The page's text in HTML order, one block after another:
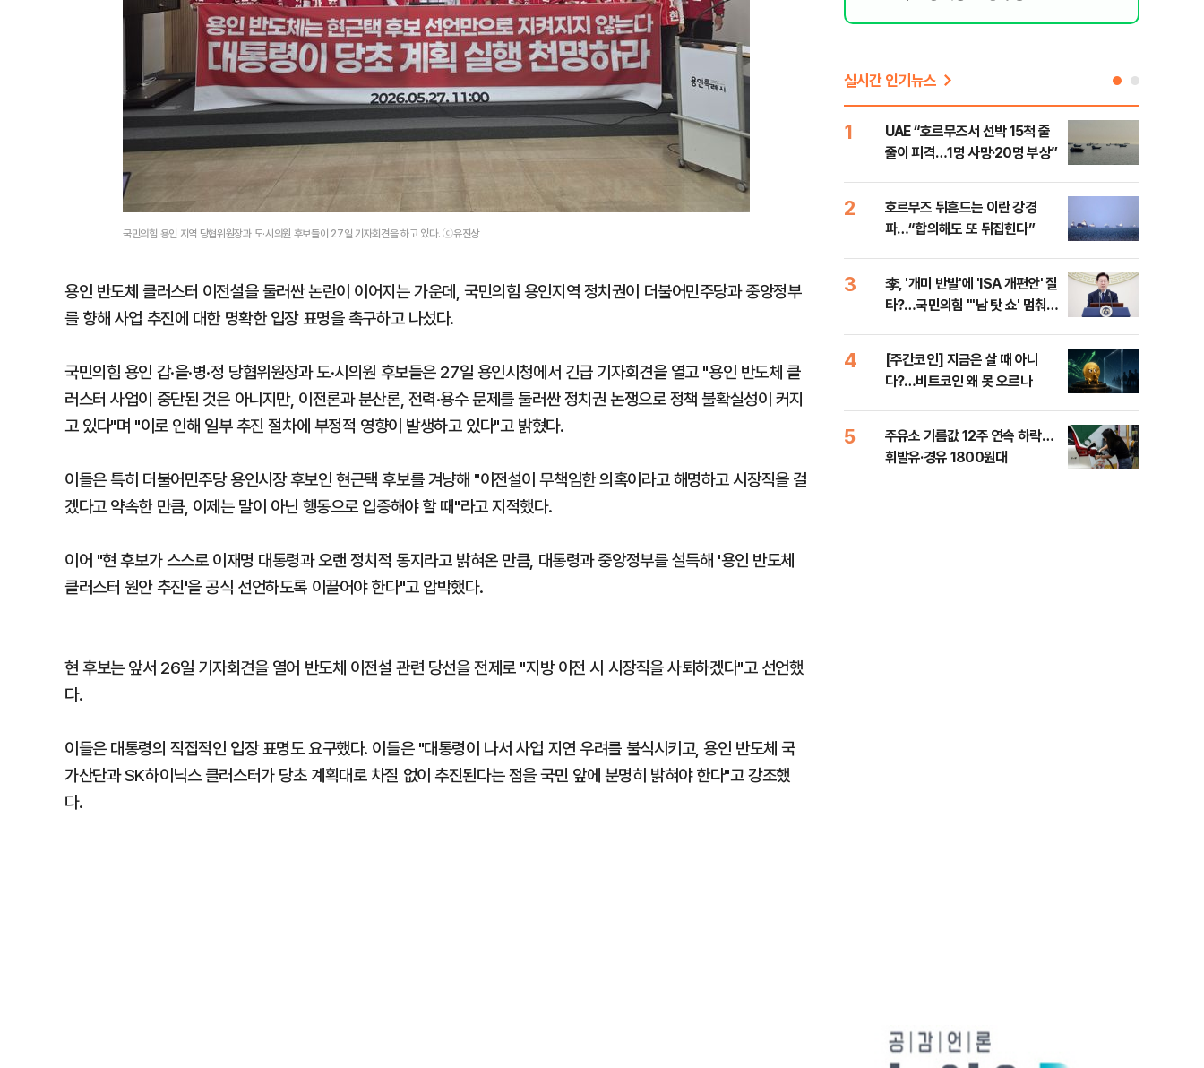
국민의힘 용인 지역 당협위원장과 도·시의원 후보들이 27일 기자회견을 하고 있다. ⓒ유진상
용인 반도체 클러스터 이전설을 둘러싼 논란이 이어지는 가운데, 국민의힘 용인지역 정치권이 더불어민주당과 중앙정부
를 향해 사업 추진에 대한 명확한 입장 표명을 촉구하고 나섰다.
국민의힘 용인 갑·을·병·정 당협위원장과 도·시의원 후보들은 27일 용인시청에서 긴급 기자회견을 열고 "용인 반도체 클
러스터 사업이 중단된 것은 아니지만, 이전론과 분산론, 전력·용수 문제를 둘러싼 정치권 논쟁으로 정책 불확실성이 커지
고 있다"며 "이로 인해 일부 추진 절차에 부정적 영향이 발생하고 있다"고 밝혔다.
이들은 특히 더불어민주당 용인시장 후보인 현근택 후보를 겨냥해 "이전설이 무책임한 의혹이라고 해명하고 시장직을 걸
겠다고 약속한 만큼, 이제는 말이 아닌 행동으로 입증해야 할 때"라고 지적했다.
이어 "현 후보가 스스로 이재명 대통령과 오랜 정치적 동지라고 밝혀온 만큼, 대통령과 중앙정부를 설득해 '용인 반도체
클러스터 원안 추진'을 공식 선언하도록 이끌어야 한다"고 압박했다.
현 후보는 앞서 26일 기자회견을 열어 반도체 이전설 관련 당선을 전제로 "지방 이전 시 시장직을 사퇴하겠다"고 선언했
다.
이들은 대통령의 직접적인 입장 표명도 요구했다. 이들은 "대통령이 나서 사업 지연 우려를 불식시키고, 용인 반도체 국
가산단과 SK하이닉스 클러스터가 당초 계획대로 차질 없이 추진된다는 점을 국민 앞에 분명히 밝혀야 한다"고 강조했
다.
실시간 인기뉴스
1
UAE “호르무즈서 선박 15척 줄
줄이 피격…1명 사망·20명 부상”
2
호르무즈 뒤흔드는 이란 강경
파…“합의해도 또 뒤집힌다”
3
李, '개미 반발'에 'ISA 개편안' 질
타?…국민의힘 "'남 탓 쇼' 멈춰
4
[주간코인] 지금은 살 때 아니
다?…비트코인 왜 못 오르나
5
주유소 기름값 12주 연속 하락…
휘발유·경유 1800원대